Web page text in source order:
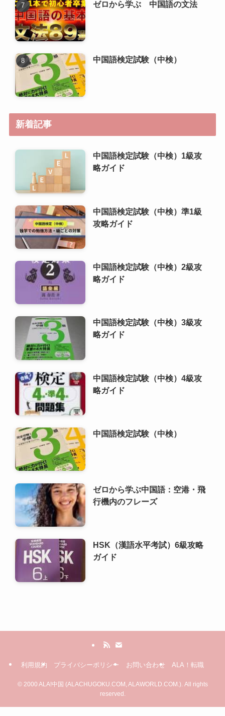
ゼロから学ぶ 中国語の文法
中国語検定試験（中検）
新着記事
中国語検定試験（中検）1級攻
略ガイド
中国語検定試験（中検）準1級
攻略ガイド
中国語検定試験（中検）2級攻
略ガイド
中国語検定試験（中検）3級攻
略ガイド
中国語検定試験（中検）4級攻
略ガイド
中国語検定試験（中検）
ゼロから学ぶ中国語：空港・飛
行機内のフレーズ
HSK（漢語水平考試）6級攻略
ガイド
利用規約 プライバシーポリシー お問い合わせ ALA！転職
©2000 ALA!中国 (ALACHUGOKU.COM, ALAWORLD.COM.). All rights
reserved.